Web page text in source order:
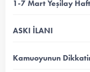
1-7 Mart Yeşilay
ASKI İLANI
Kamuoyunun